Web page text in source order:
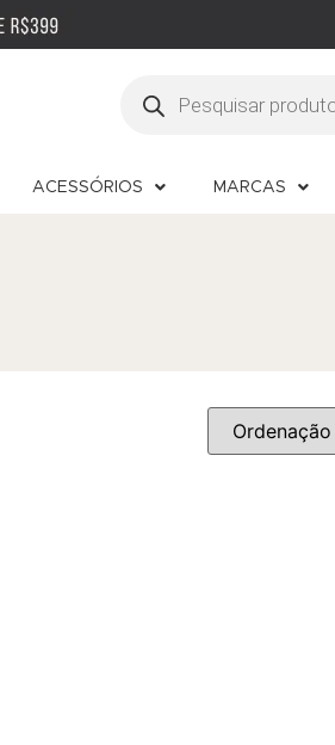
ACESSÓRIOS MARCAS